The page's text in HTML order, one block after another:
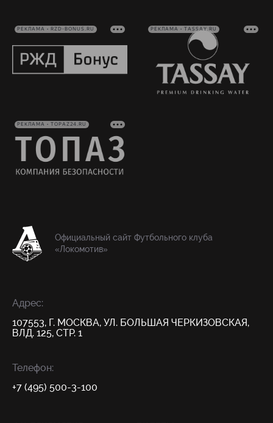
РЕКЛАМА • RZD-BONUS.RU РЕКЛАМА • TASSAY.RU
РЕКЛАМА • TOPAZ24.RU
Официальный сайт Футбольного клуба
«Локомотив»
Адрес:
107553, Г. МОСКВА, УЛ. БОЛЬШАЯ ЧЕРКИЗОВСКАЯ,
ВЛД. 125, СТР. 1
Телефон:
+7 (495) 500-3-100